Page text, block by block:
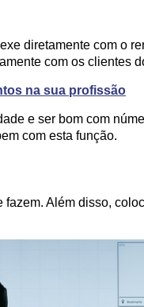
diretamente com o
com os clientes
na sua profissão
e ser bom com
com esta função.
Além disso,